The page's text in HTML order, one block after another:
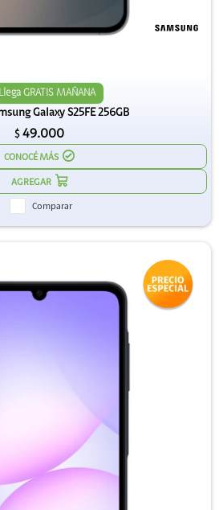
GRATIS MAÑANA
Galaxy S25FE 256GB
$ 49.000
CONOCÉ MÁS
Comparar